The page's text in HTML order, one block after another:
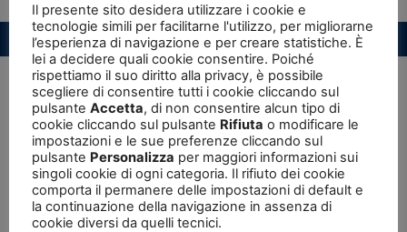
Privacy Policy|Cookie Policy
Il presente sito desidera utilizzare i cookie e
tecnologie simili per facilitarne l'utilizzo, per migliorarne
l’esperienza di navigazione e per creare statistiche. È
lei a decidere quali cookie consentire. Poiché
rispettiamo il suo diritto alla privacy, è possibile
scegliere di consentire tutti i cookie cliccando sul
pulsante Accetta, di non consentire alcun tipo di
cookie cliccando sul pulsante Rifiuta o modificare le
impostazioni e le sue preferenze cliccando sul
pulsante Personalizza per maggiori informazioni sui
singoli cookie di ogni categoria. Il rifiuto dei cookie
comporta il permanere delle impostazioni di default e
la continuazione della navigazione in assenza di
cookie diversi da quelli tecnici.